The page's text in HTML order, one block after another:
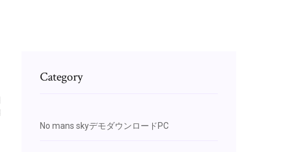
Category
No mans skyデモダウンロードPC